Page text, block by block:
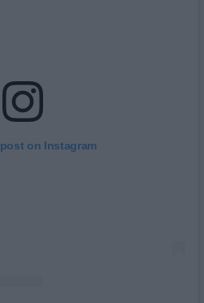
on Instagram